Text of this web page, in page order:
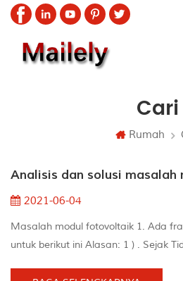
Cari
Rumah
2021-06-04
Masalah modul fotovoltaik 1. Ada
untuk berikut ini Alasan: 1 ) . Sejak